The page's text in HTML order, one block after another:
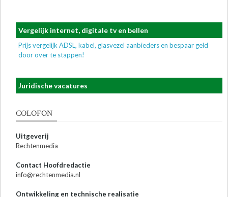
Vergelijk internet, digitale tv en bellen
Prijs vergelijk ADSL, kabel, glasvezel aanbieders en bespaar geld
door over te stappen!
Juridische vacatures
COLOFON
Uitgeverij
Rechtenmedia
Contact Hoofdredactie
info@rechtenmedia.nl
Ontwikkeling en technische realisatie